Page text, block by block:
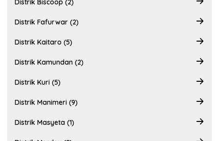
Distrik Biscoop (2)
Distrik Fafurwar (2)
Distrik Kaitaro (5)
Distrik Kamundan (2)
Distrik Kuri (5)
Distrik Manimeri (9)
Distrik Masyeta (1)